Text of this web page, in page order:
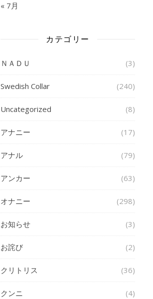
« 7月
カテゴリー
ＮＡＤＵ (3)
Swedish Collar (240)
Uncategorized (8)
アナニー (17)
アナル (79)
アンカー (63)
オナニー (298)
お知らせ (3)
お詫び (2)
クリトリス (36)
クンニ (4)